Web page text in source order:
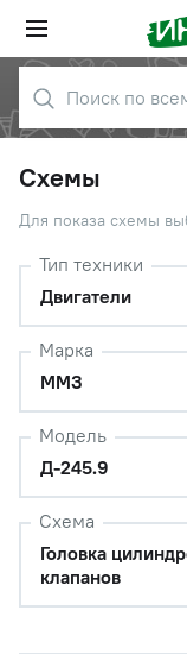
Схемы
Для показа схемы
Тип техники
Двигатели
Марка
ММЗ
Модель
Д-245.9
Схема
Головка
клапанов